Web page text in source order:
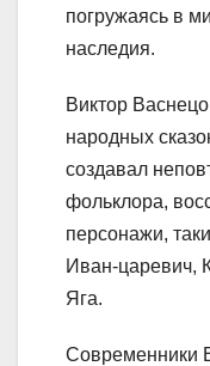
погружаясь в
наследия.
Виктор
народных
создавал
фольклора,
персонажи,
Иван-царевич,
Яга.
Современники